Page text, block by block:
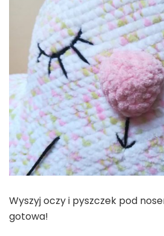
Wyszyj oczy i pyszczek pod
gotowa!